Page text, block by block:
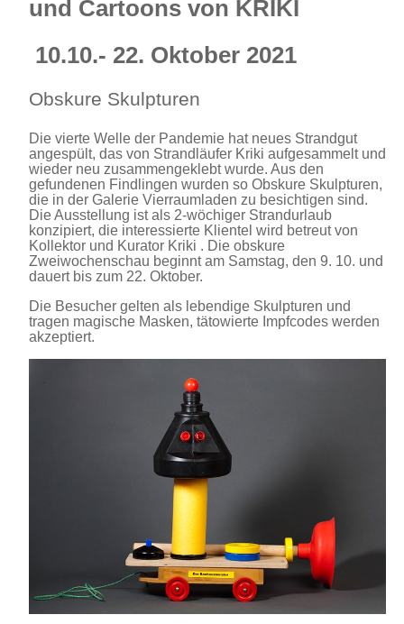
und Cartoons von KRIKI
10.10.- 22. Oktober 2021
Obskure Skulpturen
Die vierte Welle der Pandemie hat neues Strandgut
angespült, das von Strandläufer Kriki aufgesammelt und
wieder neu zusammengeklebt wurde. Aus den
gefundenen Findlingen wurden so Obskure Skulpturen,
die in der Galerie Vierraumladen zu besichtigen sind.
Die Ausstellung ist als 2-wöchiger Strandurlaub
konzipiert, die interessierte Klientel wird betreut von
Kollektor und Kurator Kriki . Die obskure
Zweiwochenschau beginnt am Samstag, den 9. 10. und
dauert bis zum 22. Oktober.
Die Besucher gelten als lebendige Skulpturen und
tragen magische Masken, tätowierte Impfcodes werden
akzeptiert.